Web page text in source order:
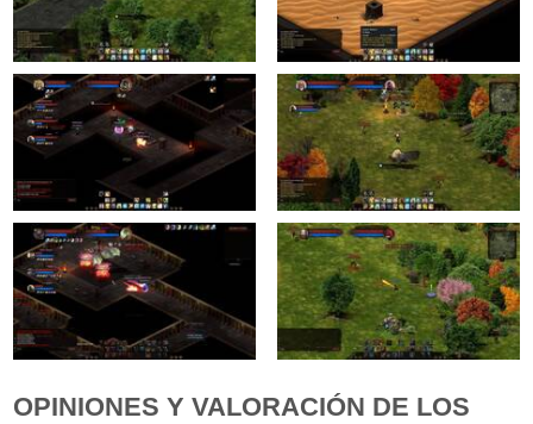
OPINIONES Y VALORACIÓN DE LOS